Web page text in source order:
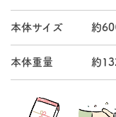
本体サイズ 約
本体重量 約